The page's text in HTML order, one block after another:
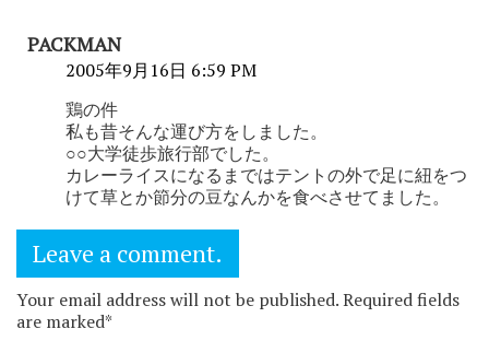
PACKMAN
2005年9月16日 6:59 PM
鶏の件
私も昔そんな運び方をしました。
○○大学徒歩旅行部でした。
カレーライスになるまではテントの外で足に紐をつ
けて草とか節分の豆なんかを食べさせてました。
Leave a comment.
Your email address will not be published. Required fields
are marked*